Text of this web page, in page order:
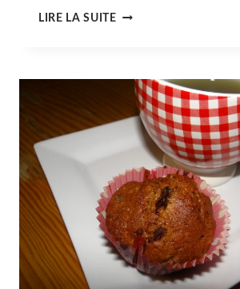
LIRE LA SUITEJOUR
9
JANVIER
2018
GREYFRIAR
KIRKYARD,
ELEPHANT
HOUSE,
ARTHUR’S
SEAT,
PALAIS
DE
HOLYROOD